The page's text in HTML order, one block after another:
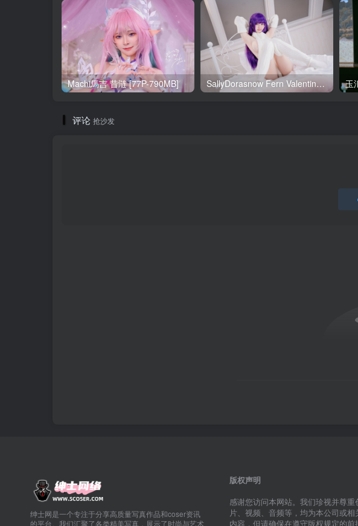
Machi馬吉 昔涟 [77P-790MB] SallyDorasnow Fern Valentine [50P-353MB]
评论 抢沙发
绅士网是一个专注于分享高质量写真作品和coser资讯
的平台。我们汇聚了各类精美写真，展示了时尚与艺术
版权声明
感谢您访问本网站。我们珍视并尊
片、视频、音频等，均为本公司或
内容，但请确保在遵守版权规定的前